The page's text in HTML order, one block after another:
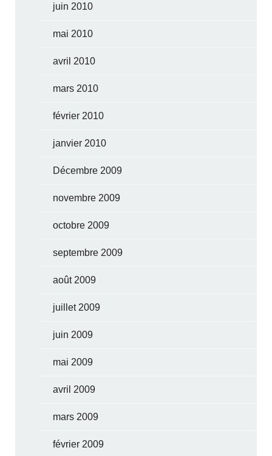
juin 2010
mai 2010
avril 2010
mars 2010
février 2010
janvier 2010
Décembre 2009
novembre 2009
octobre 2009
septembre 2009
août 2009
juillet 2009
juin 2009
mai 2009
avril 2009
mars 2009
février 2009